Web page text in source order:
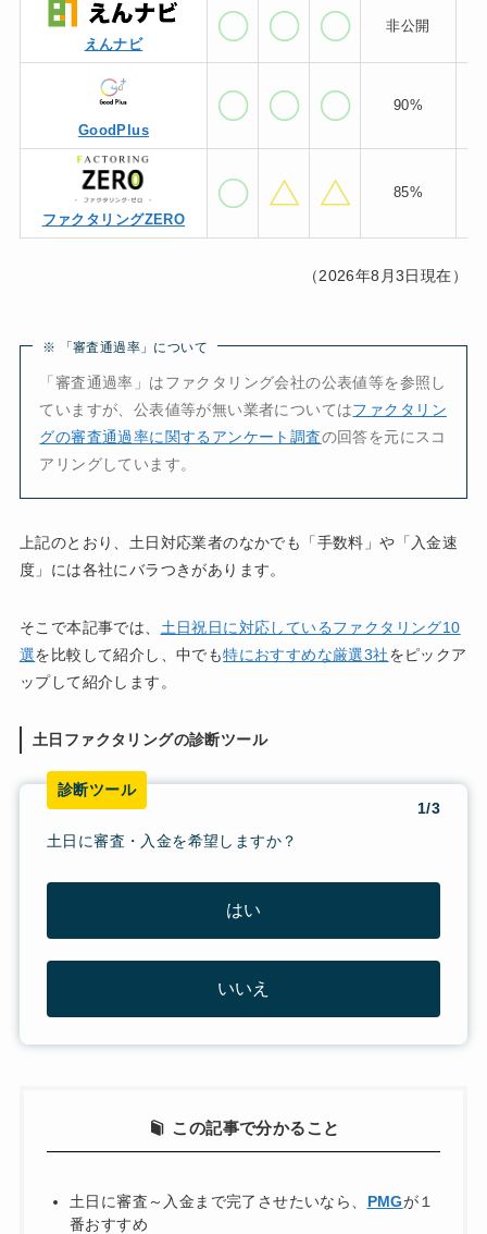
えんナビ
非公開
GoodPlus
90%
ファクタリングZERO
85%
（2026年8月3日現在）
※ 「審査通過率」について
「審査通過率」はファクタリング会社の公表値等を参照し
ていますが、公表値等が無い業者についてはファクタリン
グの審査通過率に関するアンケート調査の回答を元にスコ
アリングしています。
上記のとおり、土日対応業者のなかでも「手数料」や「入金速
度」には各社にバラつきがあります。
そこで本記事では、 土日祝日に対応しているファクタリング10
選を比較して紹介し、中でも特におすすめな厳選3社をピックア
ップして紹介します。
土日ファクタリングの診断ツール
診断ツール
1/3
土日に審査・入金を希望しますか？
はい
いいえ
この記事で分かること
土日に審査～入金まで完了させたいなら、 PMGが１
番おすすめ